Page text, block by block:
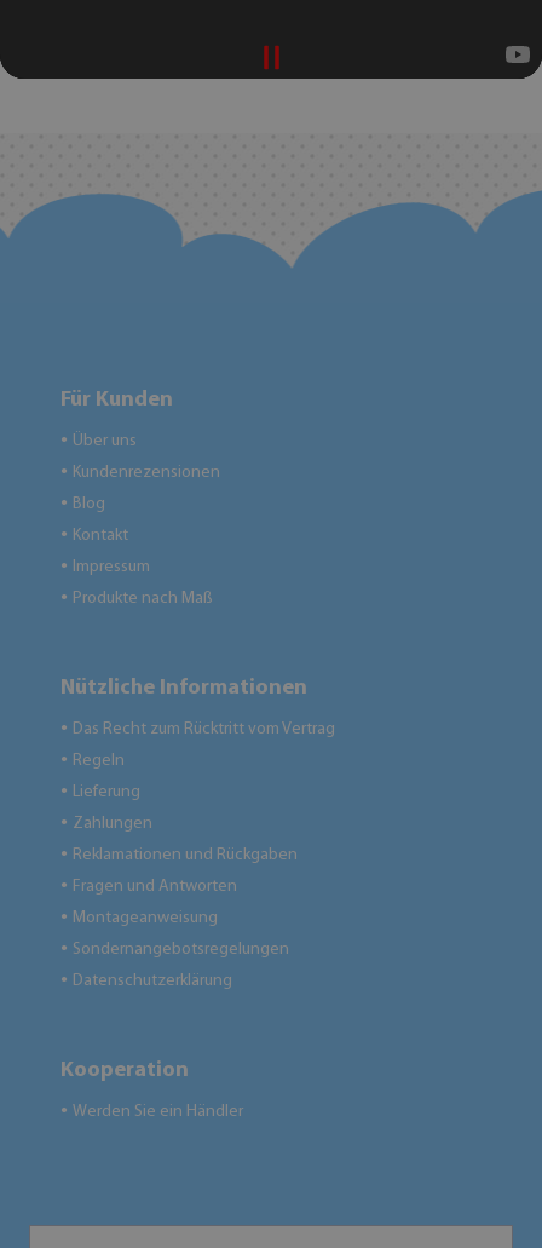
Für Kunden
● Über uns
● Kundenrezensionen
● Blog
● Kontakt
● Impressum
● Produkte nach Maß
Nützliche Informationen
● Das Recht zum Rücktritt vom Vertrag
● Regeln
● Lieferung
● Zahlungen
● Reklamationen und Rückgaben
● Fragen und Antworten
● Montageanweisung
● Sondernangebotsregelungen
● Datenschutzerklärung
Kooperation
● Werden Sie ein Händler